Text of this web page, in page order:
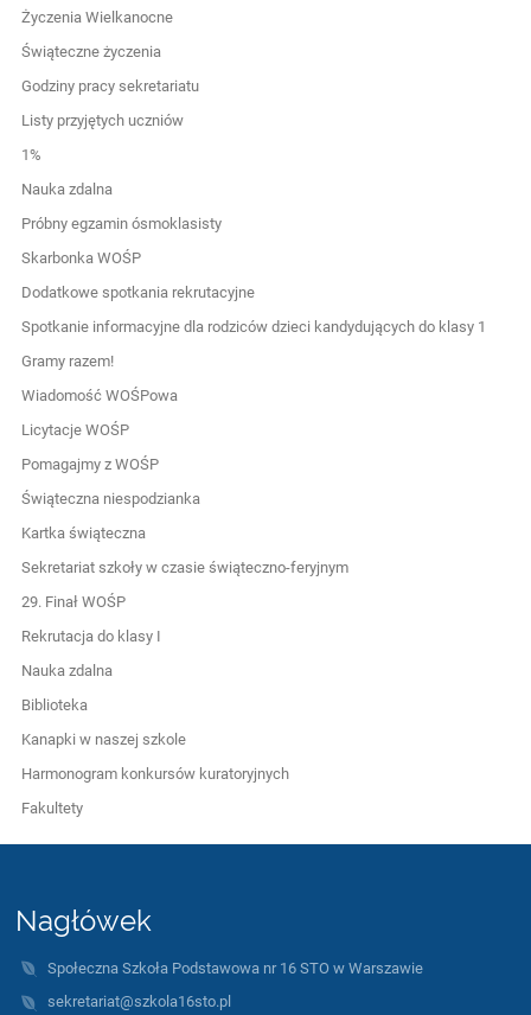
Życzenia Wielkanocne
Świąteczne życzenia
Godziny pracy sekretariatu
Listy przyjętych uczniów
1%
Nauka zdalna
Próbny egzamin ósmoklasisty
Skarbonka WOŚP
Dodatkowe spotkania rekrutacyjne
Spotkanie informacyjne dla rodziców dzieci kandydujących do klasy 1
Gramy razem!
Wiadomość WOŚPowa
Licytacje WOŚP
Pomagajmy z WOŚP
Świąteczna niespodzianka
Kartka świąteczna
Sekretariat szkoły w czasie świąteczno-feryjnym
29. Finał WOŚP
Rekrutacja do klasy I
Nauka zdalna
Biblioteka
Kanapki w naszej szkole
Harmonogram konkursów kuratoryjnych
Fakultety
Nagłówek
Społeczna Szkoła Podstawowa nr 16 STO w Warszawie
sekretariat@szkola16sto.pl